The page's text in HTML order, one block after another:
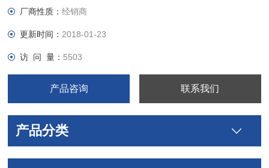
厂商性质：经销商
更新时间： 2018-01-23
访 问 量： 5503
产品咨询 联系我们
产品分类